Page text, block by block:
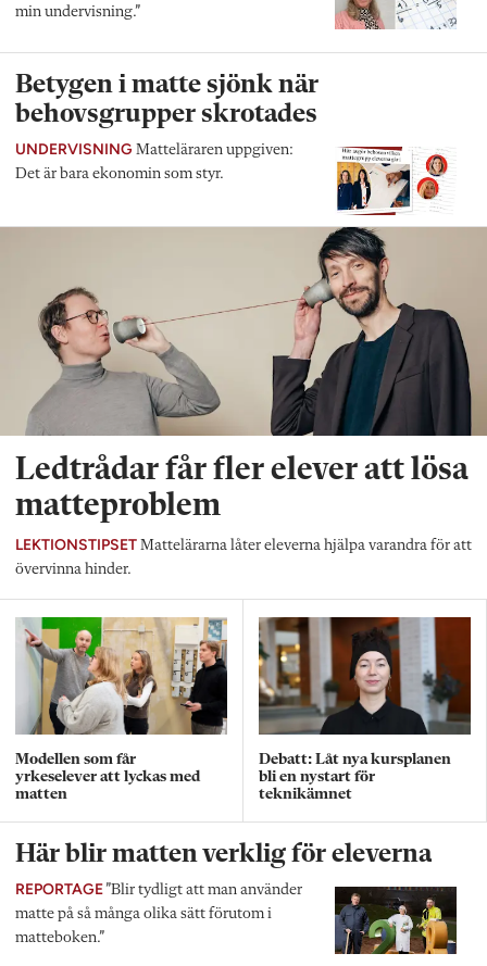
min undervisning.”
Betygen i matte sjönk när
behovsgrupper skrotades
UNDERVISNING Matteläraren uppgiven:
Det är bara ekonomin som styr.
Ledtrådar får fler elever att lösa
matteproblem
LEKTIONSTIPSET Mattelärarna låter eleverna hjälpa varandra för att
övervinna hinder.
Modellen som får
yrkeselever att lyckas med
matten
Debatt: Låt nya kursplanen
bli en nystart för
teknikämnet
Här blir matten verklig för eleverna
REPORTAGE”Blir tydligt att man använder
matte på så många olika sätt förutom i
matteboken.”